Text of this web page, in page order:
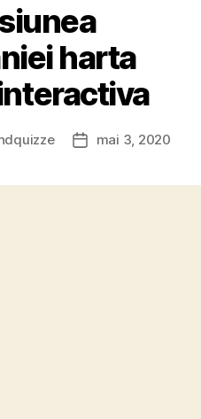
harta
Datămai 3, 2020